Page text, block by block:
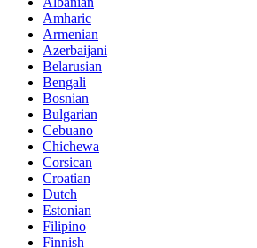
Amharic
Armenian
Azerbaijani
Belarusian
Bengali
Bosnian
Bulgarian
Cebuano
Chichewa
Corsican
Croatian
Dutch
Estonian
Filipino
Finnish